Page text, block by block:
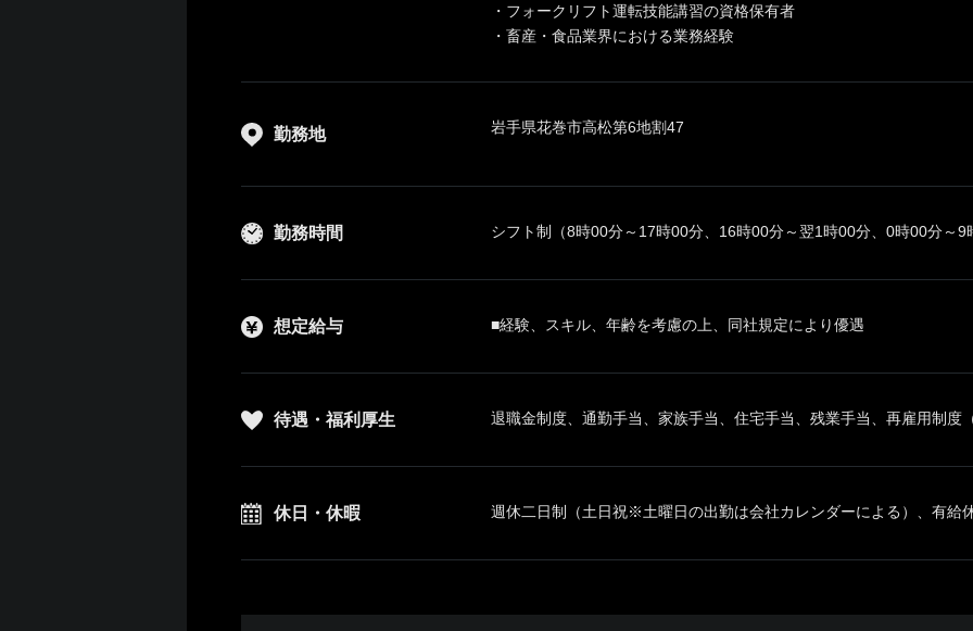
・フォークリフト運転技能講習の資格保有者
・畜産・食品業界における業務経験
勤務地 岩手県花巻市高松第6地割47
勤務時間 シフト制（8時00分～17時00分、16時00分～翌1時00分、0時00分～9
想定給与 ■経験、スキル、年齢を考慮の上、同社規定により優遇
待遇・福利厚生 退職金制度、通勤手当、家族手当、住宅手当、残業手当、再雇用制度
休日・休暇 週休二日制（土日祝※土曜日の出勤は会社カレンダーによる）、有給